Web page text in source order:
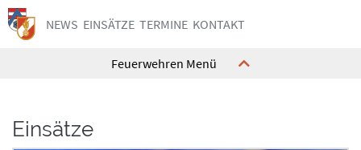
NEWS EINSÄTZE TERMINE KONTAKT
Feuerwehren Menü
Kommando
Einsätze